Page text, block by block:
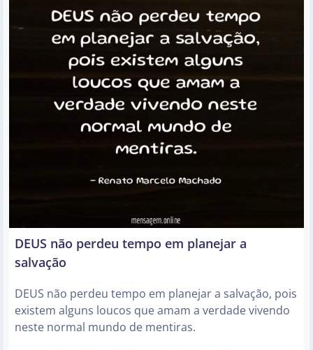
DEUS não perdeu tempo em planejar a
salvação
DEUS não perdeu tempo em planejar a salvação, pois
existem alguns loucos que amam a verdade vivendo
neste normal mundo de mentiras.